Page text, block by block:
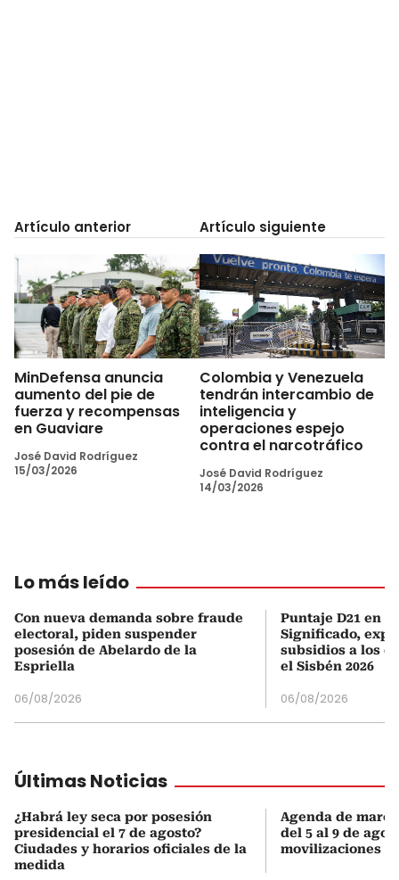
Artículo anterior
MinDefensa anuncia
aumento del pie de
fuerza y recompensas
en Guaviare
José David Rodríguez
15/03/2026
Artículo siguiente
Colombia y Venezuela
tendrán intercambio de
inteligencia y
operaciones espejo
contra el narcotráfico
José David Rodríguez
14/03/2026
Lo más leído
Con nueva demanda sobre fraude
electoral, piden suspender
posesión de Abelardo de la
Espriella
06/08/2026
Puntaje D21 en
Significado,
subsidios a los
el Sisbén 2026
06/08/2026
Últimas Noticias
¿Habrá ley seca por posesión
presidencial el 7 de agosto?
Ciudades y horarios oficiales de la
medida
Agenda de
del 5 al 9 de
movilizaciones y